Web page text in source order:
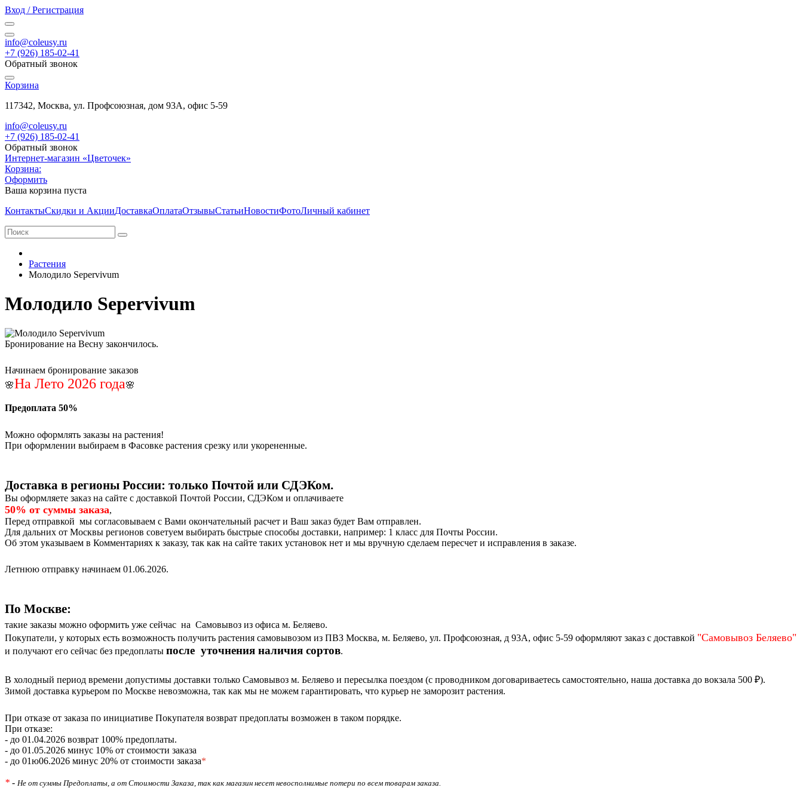
Вход / Регистрация
info@coleusy.ru
+7 (926) 185-02-41
Обратный звонок
Корзина
117342, Москва, ул. Профсоюзная, дом 93А, офис 5-59
info@coleusy.ru
+7 (926) 185-02-41
Обратный звонок
Интернет-магазин «Цветочек»
Корзина:
Оформить
Ваша корзина пуста
КонтактыСкидки и АкцииДоставкаОплатаОтзывыСтатьиНовостиФотоЛичный кабинет
Растения
Молодило Sepervivum
Молодило Sepervivum
Бронирование на Весну закончилось.
Начинаем бронирование заказов
🌸На Лето 2026 года🌸
Предоплата 50%
Можно оформлять заказы на растения!
При оформлении выбираем в Фасовке растения срезку или укорененные.
Доставка в регионы России: только Почтой или СДЭКом.
Вы оформляете заказ на сайте с доставкой Почтой России, СДЭКом и оплачиваете
50% от суммы заказа,
Перед отправкой мы согласовываем с Вами окончательный расчет и Ваш заказ будет Вам отправлен.
Для дальних от Москвы регионов советуем выбирать быстрые способы доставки, например: 1 класс для Почты России.
Об этом указываем в Комментариях к заказу, так как на сайте таких установок нет и мы вручную сделаем пересчет и исправления в заказе.
Летнюю отправку начинаем 01.06.2026.
По Москве:
такие заказы можно оформить уже сейчас на Самовывоз из офиса м. Беляево.
Покупатели, у которых есть возможность получить растения самовывозом из ПВЗ Москва, м. Беляево, ул. Профсоюзная, д 93А, офис 5-59 оформляют заказ с доставкой "Самовывоз Беляево"
и получают его сейчас без предоплаты после уточнения наличия сортов.
В холодный период времени допустимы доставки только Самовывоз м. Беляево и пересылка поездом (с проводником договариваетесь самостоятельно, наша доставка до вокзала 500 ₽).
Зимой доставка курьером по Москве невозможна, так как мы не можем гарантировать, что курьер не заморозит растения.
При отказе от заказа по инициативе Покупателя возврат предоплаты возможен в таком порядке.
При отказе:
- до 01.04.2026 возврат 100% предоплаты.
- до 01.05.2026 минус 10% от стоимости заказа
- до 01ю06.2026 минус 20% от стоимости заказа*
* - Не от суммы Предоплаты, а от Стоимости Заказа, так как магазин несет невосполнимые потери по всем товарам заказа.